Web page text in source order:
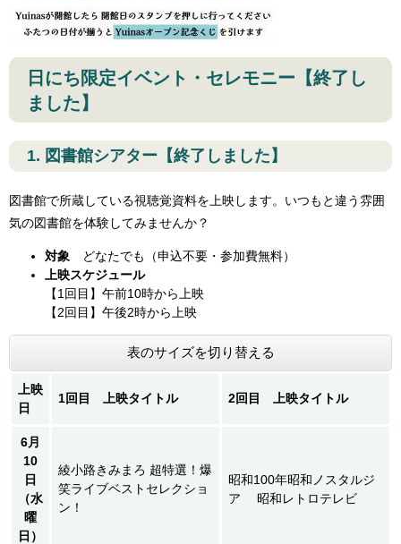
日にち限定イベント・セレモニー【終了し
ました】
1. 図書館シアター【終了しました】
図書館で所蔵している視聴覚資料を上映します。いつもと違う雰囲
気の図書館を体験してみませんか？
対象
どなたでも（申込不要・参加費無料）
上映スケジュール
【1回目】午前10時から上映
【2回目】午後2時から上映
表のサイズを切り替える
上映
日
1回目 上映タイトル 2回目 上映タイトル
6月
10
日
（水
曜
日）
綾小路きみまろ 超特選！爆
笑ライブベストセレクショ
ン！
昭和100年昭和ノスタルジ
ア 昭和レトロテレビ